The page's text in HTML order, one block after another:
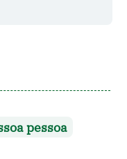
pessoa